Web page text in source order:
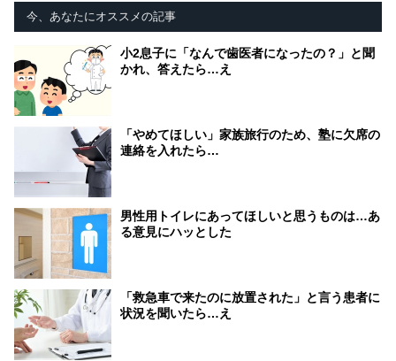
今、あなたにオススメの記事
小2息子に「なんで歯医者になったの？」と聞
かれ、答えたら…え
「やめてほしい」家族旅行のため、塾に欠席の
連絡を入れたら…
男性用トイレにあってほしいと思うものは…あ
る意見にハッとした
「救急車で来たのに放置された」と言う患者に
状況を聞いたら…え